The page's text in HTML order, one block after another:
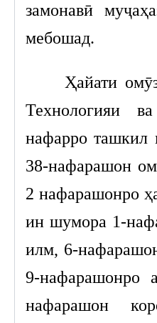
замонавӣ
мебошад.
Ҳайати
Технологияи
нафарро ташкил
38-нафарашон
2 нафарашонро
ин шумора 1-
илм, 6-
9-нафарашонро
нафарашон